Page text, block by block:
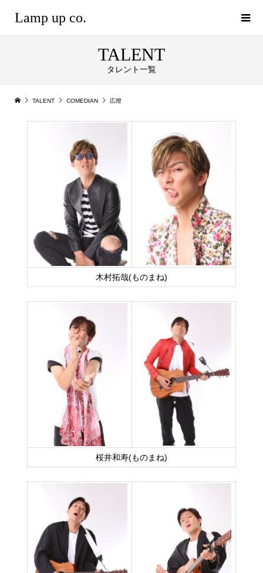
Lamp up co.
TALENT
タレント一覧
TALENT COMEDIAN 広燈
木村拓哉(ものまね)
桜井和寿(ものまね)